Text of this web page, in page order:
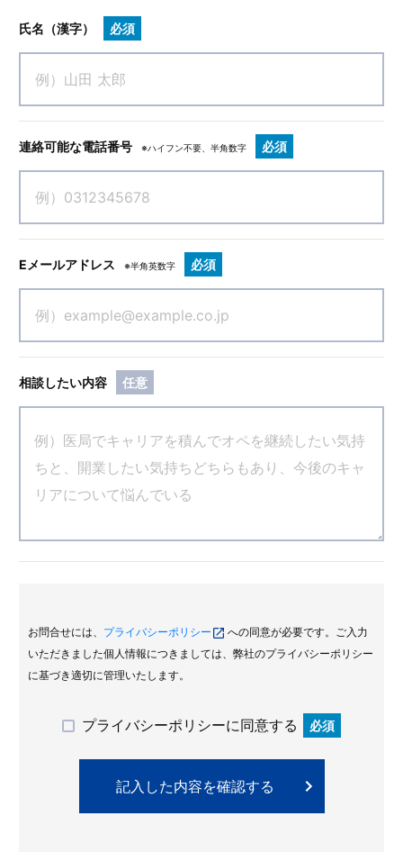
氏名（漢字） 必須
連絡可能な電話番号 ※ハイフン不要、半角数字 必須
Eメールアドレス ※半角英数字 必須
相談したい内容 任意
お問合せには、 プライバシーポリシー
への同意が必要です。ご入力
いただきました個人情報につきましては、弊社のプライバシーポリシー
に基づき適切に管理いたします。
プライバシーポリシーに同意する 必須